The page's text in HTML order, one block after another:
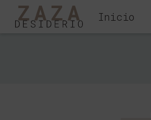
Inicio